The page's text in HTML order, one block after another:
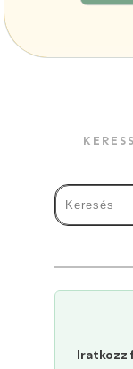
Iratkozz